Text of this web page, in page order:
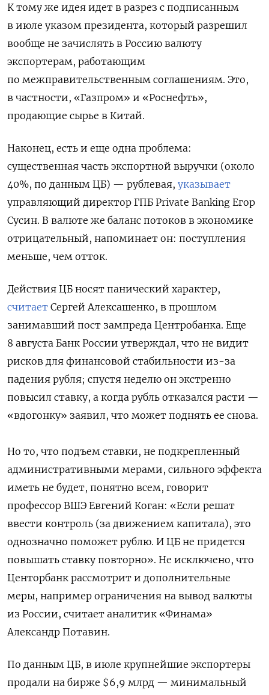
К тому же идея идет в разрез с подписанным
в июле указом президента, который разрешил
вообще не зачислять в Россию валюту
экспортерам, работающим
по межправительственным соглашениям. Это,
в частности, «Газпром» и «Роснефть»,
продающие сырье в Китай.
Наконец, есть и еще одна проблема:
существенная часть экспортной выручки (около
40%, по данным ЦБ) — рублевая, указывает
управляющий директор ГПБ Private Banking Егор
Сусин. В валюте же баланс потоков в экономике
отрицательный, напоминает он: поступления
меньше, чем отток.
Действия ЦБ носят панический характер,
считает Сергей Алексашенко, в прошлом
занимавший пост зампреда Центробанка. Еще
8 августа Банк России утверждал, что не видит
рисков для финансовой стабильности из-за
падения рубля; спустя неделю он экстренно
повысил ставку, а когда рубль отказался расти —
«вдогонку» заявил, что может поднять ее снова.
Но то, что подъем ставки, не подкрепленный
административными мерами, сильного эффекта
иметь не будет, понятно всем, говорит
профессор ВШЭ Евгений Коган: «Если решат
ввести контроль (за движением капитала), это
однозначно поможет рублю. И ЦБ не придется
повышать ставку повторно». Не исключено, что
Центорбанк рассмотрит и дополнительные
меры, например ограничения на вывод валюты
из России, считает аналитик «Финама»
Александр Потавин.
По данным ЦБ, в июле крупнейшие экспортеры
продали на бирже $6,9 млрд — минимальный